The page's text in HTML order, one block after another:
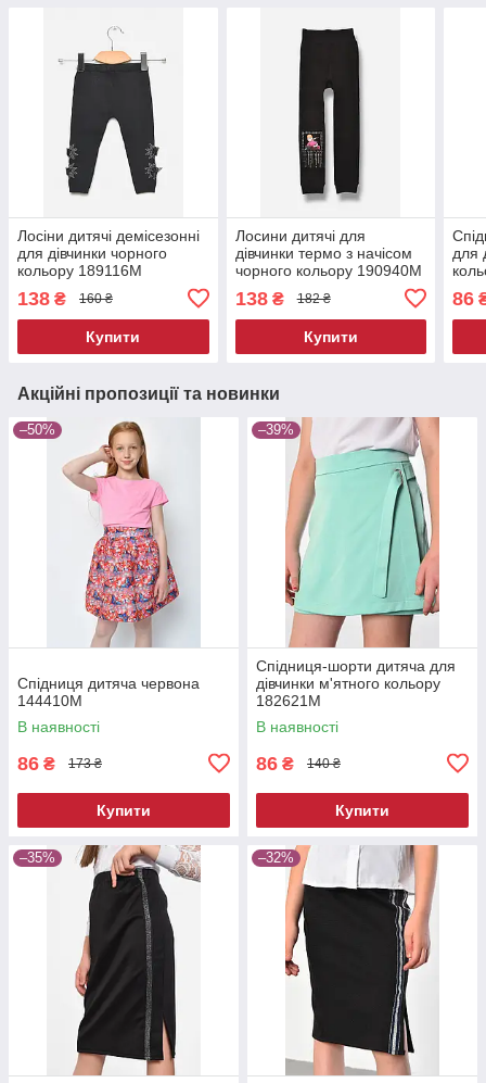
Лосіни дитячі демісезонні
для дівчинки чорного
кольору 189116M
138 ₴ 160 ₴
Купити
Лосини дитячі для
дівчинки термо з начісом
чорного кольору 190940M
138₴ 182 ₴
Купити
для
86
Акційні пропозиції та новинки
–50%
Спідниця дитяча червона
144410M
В наявності
86 ₴ 173 ₴
Купити
–39%
Спідниця-шорти дитяча для
дівчинки м'ятного кольору
182621M
В наявності
86 ₴ 140 ₴
Купити
–35% –32%